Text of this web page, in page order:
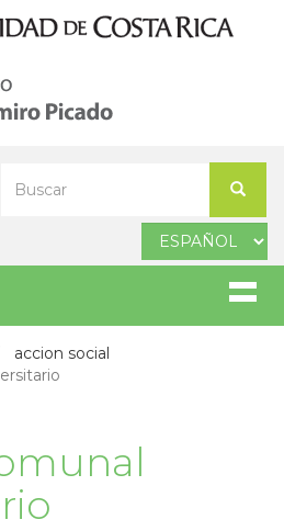
Buscar
accion social